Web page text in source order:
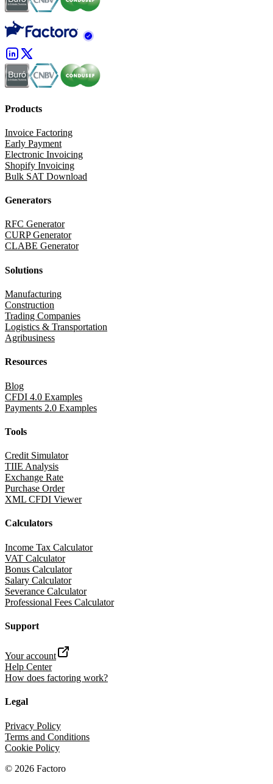
Products
Invoice Factoring
Early Payment
Electronic Invoicing
Shopify Invoicing
Bulk SAT Download
Generators
RFC Generator
CURP Generator
CLABE Generator
Solutions
Manufacturing
Construction
Trading Companies
Logistics & Transportation
Agribusiness
Resources
Blog
CFDI 4.0 Examples
Payments 2.0 Examples
Tools
Credit Simulator
TIIE Analysis
Exchange Rate
Purchase Order
XML CFDI Viewer
Calculators
Income Tax Calculator
VAT Calculator
Bonus Calculator
Salary Calculator
Severance Calculator
Professional Fees Calculator
Support
Your account
Help Center
How does factoring work?
Legal
Privacy Policy
Terms and Conditions
Cookie Policy
© 2026 Factoro